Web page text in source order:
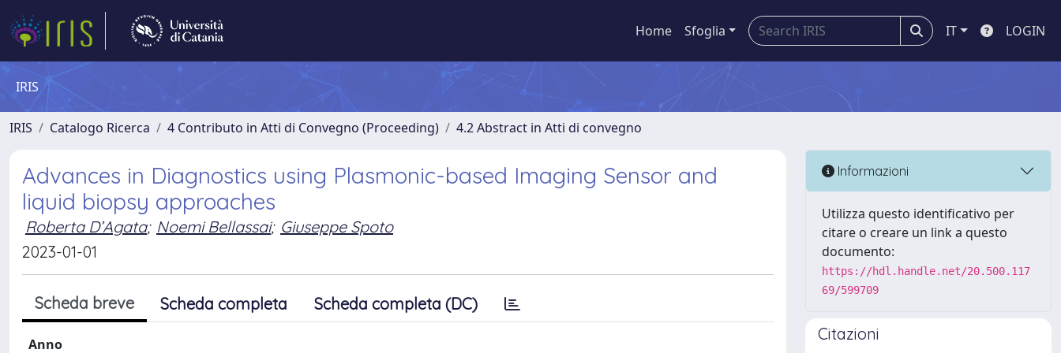
Home Sfoglia IT LOGIN
IRIS
IRIS Catalogo Ricerca 4 Contributo in Atti di Convegno (Proceeding) 4.2 Abstract in Atti di convegno
Advances in Diagnostics using Plasmonic-based Imaging Sensor and
liquid biopsy approaches
Roberta D’Agata; Noemi Bellassai; Giuseppe Spoto
2023-01-01
Scheda breve Scheda completa Scheda completa (DC)
Anno
Informazioni
Utilizza questo identificativo per
citare o creare un link a questo
documento:
https://hdl.handle.net/20.500.117
69/599709
Citazioni